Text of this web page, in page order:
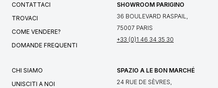
CONTATTACI
TROVACI
COME VENDERE?
DOMANDE FREQUENTI
SHOWROOM PARIGINO
36 BOULEVARD RASPAIL,
75007 PARIS
+33 (0)1 46 34 35 30
CHI SIAMO
UNISCITI A NOI
SPAZIO A LE BON MARCHÉ
24 RUE DE SÈVRES,